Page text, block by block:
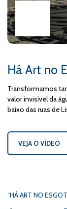
Há Art no
Transformamos
valor invisível da
baixo das ruas de
VEJA O VÍDEO
“HÁ ART NO